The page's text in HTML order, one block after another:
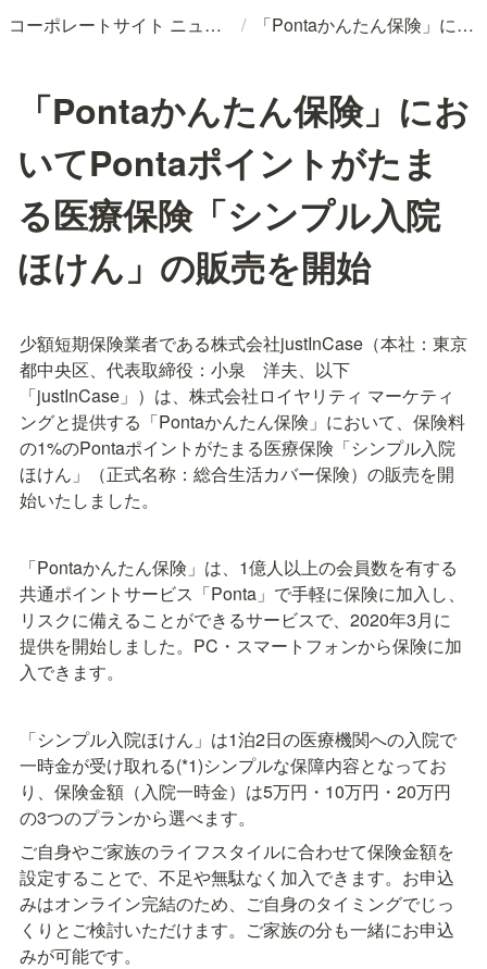
コーポレートサイト ニュースリリースDB / 「Pontaかんたん保険」においてPontaポイントがたまる医療保険「シンプル入院ほけん」の販売を開始
「Pontaかんたん保険」にお
いてPontaポイントがたま
る医療保険「シンプル入院
ほけん」の販売を開始
少額短期保険業者である株式会社justInCase（本社：東京
都中央区、代表取締役：小泉　洋夫、以下
「justInCase」）は、株式会社ロイヤリティ マーケティ
ングと提供する「Pontaかんたん保険」において、保険料
の1%のPontaポイントがたまる医療保険「シンプル入院
ほけん」（正式名称：総合生活カバー保険）の販売を開
始いたしました。
「Pontaかんたん保険」は、1億人以上の会員数を有する
共通ポイントサービス「Ponta」で手軽に保険に加入し、
リスクに備えることができるサービスで、2020年3月に
提供を開始しました。PC・スマートフォンから保険に加
入できます。
「シンプル入院ほけん」は1泊2日の医療機関への入院で
一時金が受け取れる(*1)シンプルな保障内容となってお
り、保険金額（入院一時金）は5万円・10万円・20万円
の3つのプランから選べます。
ご自身やご家族のライフスタイルに合わせて保険金額を
設定することで、不足や無駄なく加入できます。お申込
みはオンライン完結のため、ご自身のタイミングでじっ
くりとご検討いただけます。ご家族の分も一緒にお申込
みが可能です。